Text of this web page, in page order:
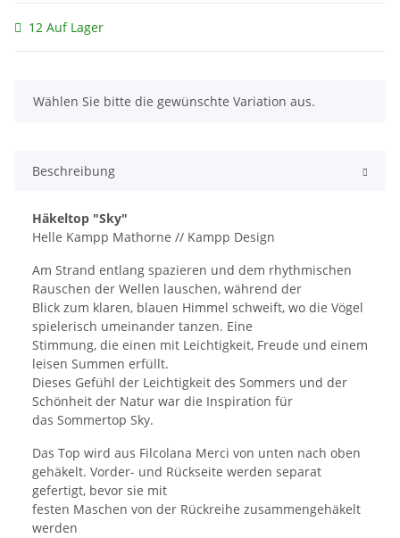
12 Auf Lager
x
Wählen Sie bitte die gewünschte Variation aus.
Beschreibung
Häkeltop "Sky"
Helle Kampp Mathorne // Kampp Design
Am Strand entlang spazieren und dem rhythmischen
Rauschen der Wellen lauschen, während der
Blick zum klaren, blauen Himmel schweift, wo die Vögel
spielerisch umeinander tanzen. Eine
Stimmung, die einen mit Leichtigkeit, Freude und einem
leisen Summen erfüllt.
Dieses Gefühl der Leichtigkeit des Sommers und der
Schönheit der Natur war die Inspiration für
das Sommertop Sky.
Das Top wird aus Filcolana Merci von unten nach oben
gehäkelt. Vorder- und Rückseite werden separat
gefertigt, bevor sie mit
festen Maschen von der Rückreihe zusammengehäkelt
werden